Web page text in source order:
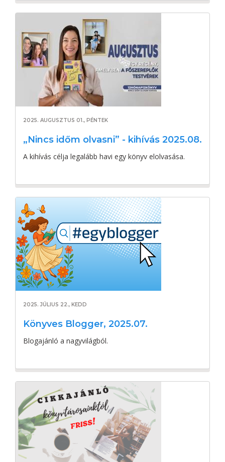
2025. AUGUSZTUS 01., PÉNTEK
„Nincs időm olvasni” - kihívás 2025.08.
A kihívás célja legalább havi egy könyv elolvasása.
2025. JÚLIUS 22., KEDD
Könyves Blogger, 2025.07.
Blogajánló a nagyvilágból.